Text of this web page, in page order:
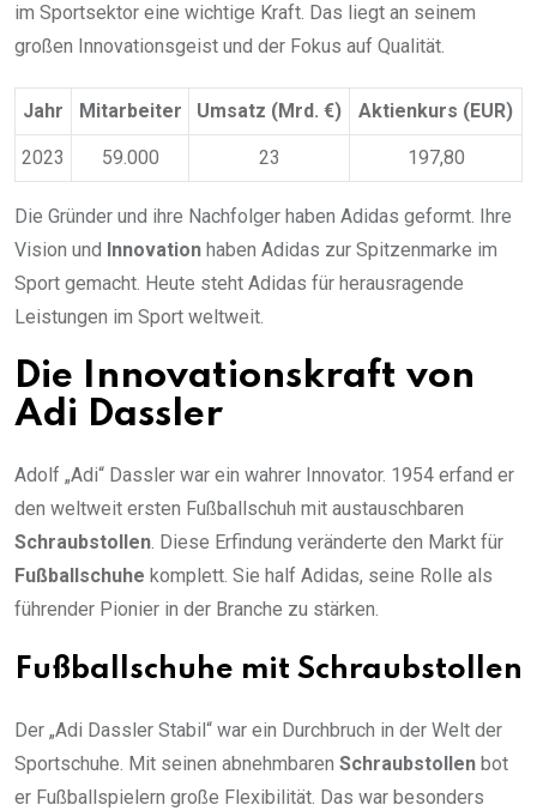
im Sportsektor eine wichtige Kraft. Das liegt an seinem
großen Innovationsgeist und der Fokus auf Qualität.
Jahr Mitarbeiter Umsatz (Mrd. €) Aktienkurs (EUR)
2023 59.000 23 197,80
Die Gründer und ihre Nachfolger haben Adidas geformt. Ihre
Vision und Innovation haben Adidas zur Spitzenmarke im
Sport gemacht. Heute steht Adidas für herausragende
Leistungen im Sport weltweit.
Die Innovationskraft von
Adi Dassler
Adolf „Adi“ Dassler war ein wahrer Innovator. 1954 erfand er
den weltweit ersten Fußballschuh mit austauschbaren
Schraubstollen. Diese Erfindung veränderte den Markt für
Fußballschuhe komplett. Sie half Adidas, seine Rolle als
führender Pionier in der Branche zu stärken.
Fußballschuhe mit Schraubstollen
Der „Adi Dassler Stabil“ war ein Durchbruch in der Welt der
Sportschuhe. Mit seinen abnehmbaren Schraubstollen bot
er Fußballspielern große Flexibilität. Das war besonders